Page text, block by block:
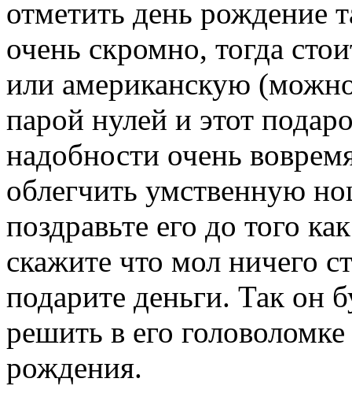
отметить день рождение
очень скромно, тогда
или американскую
парой нулей и этот
надобности очень
облегчить умственную
поздравьте его до того
скажите что мол ничего
подарите деньги. Так он
решить в его
рождения.